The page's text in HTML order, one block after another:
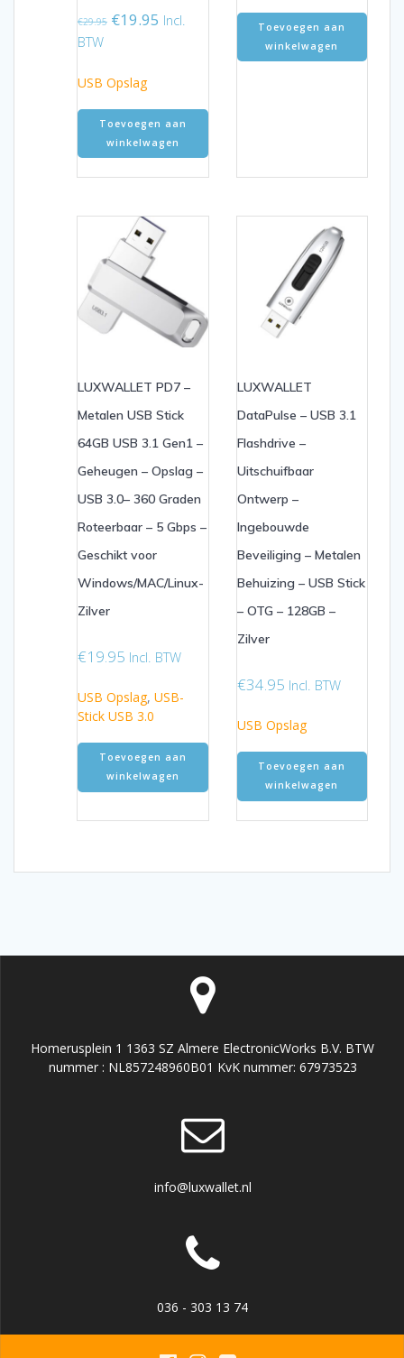
€29.95 Oorspronkelijke
€29.95.
€19.95 Huidige
Incl.
BTW
USB Opslag
Toevoegen aan
winkelwagen
Toevoegen aan
winkelwagen
LUXWALLET PD7 –
Metalen USB Stick
64GB USB 3.1 Gen1 –
Geheugen – Opslag –
USB 3.0– 360 Graden
Roteerbaar – 5 Gbps –
Geschikt voor
Windows/MAC/Linux-
Zilver
€19.95 Incl. BTW
USB Opslag, USB-
Stick USB 3.0
Toevoegen aan
winkelwagen
LUXWALLET
DataPulse – USB 3.1
Flashdrive –
Uitschuifbaar
Ontwerp –
Ingebouwde
Beveiliging – Metalen
Behuizing – USB Stick
– OTG – 128GB –
Zilver
€34.95 Incl. BTW
USB Opslag
Toevoegen aan
winkelwagen
Homerusplein 1 1363 SZ Almere ElectronicWorks B.V. BTW
nummer : NL857248960B01 KvK nummer: 67973523
info@luxwallet.nl
036 - 303 13 74